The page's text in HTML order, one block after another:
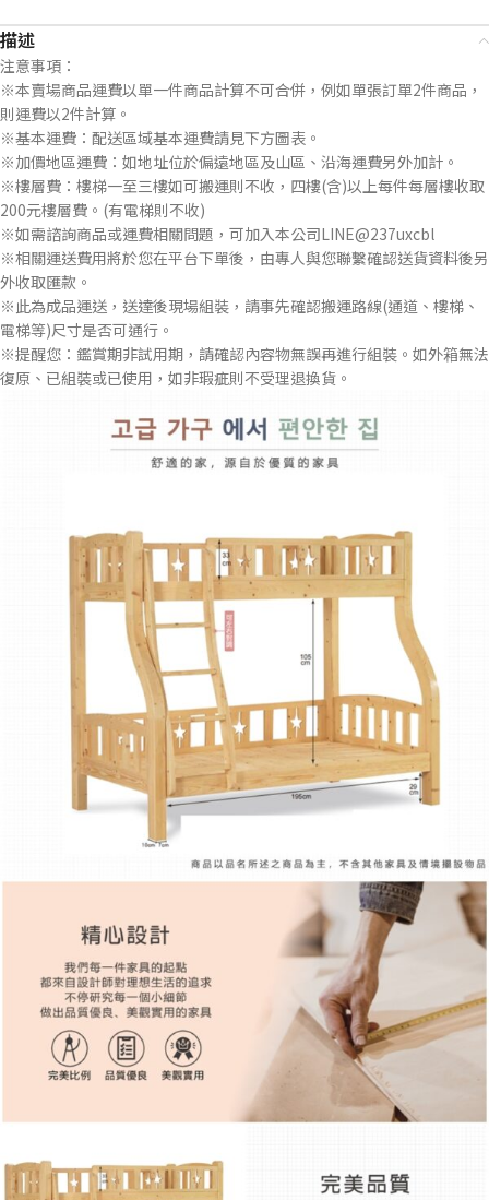
描述
注意事項：
※本賣場商品運費以單一件商品計算不可合併，例如單張訂單2件商品，
則運費以2件計算。
※基本運費：配送區域基本運費請見下方圖表。
※加價地區運費：如地址位於偏遠地區及山區、沿海運費另外加計。
※樓層費：樓梯一至三樓如可搬運則不收，四樓(含)以上每件每層樓收取
200元樓層費。(有電梯則不收)
※如需諮詢商品或運費相關問題，可加入本公司LINE@237uxcbl
※相關運送費用將於您在平台下單後，由專人與您聯繫確認送貨資料後另
外收取匯款。
※此為成品運送，送達後現場組裝，請事先確認搬運路線(通道、樓梯、
電梯等)尺寸是否可通行。
※提醒您：鑑賞期非試用期，請確認內容物無誤再進行組裝。如外箱無法
復原、已組裝或已使用，如非瑕疵則不受理退換貨。